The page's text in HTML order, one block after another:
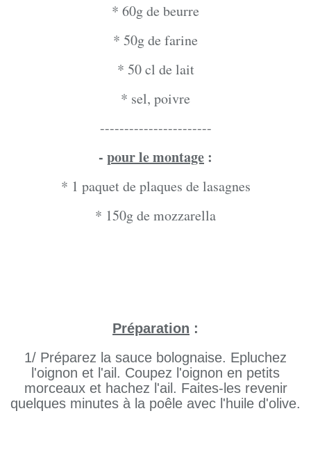
* 60g de beurre
* 50g de farine
* 50 cl de lait
* sel, poivre
-----------------------
- pour le montage :
* 1 paquet de plaques de lasagnes
* 150g de mozzarella
Préparation :
1/ Préparez la sauce bolognaise. Epluchez
l'oignon et l'ail. Coupez l'oignon en petits
morceaux et hachez l'ail. Faites-les revenir
quelques minutes à la poêle avec l'huile d'olive.